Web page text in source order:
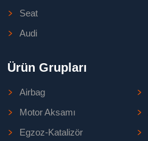
Seat
Audi
Ürün Grupları
Airbag
Motor Aksamı
Egzoz-Katalizör